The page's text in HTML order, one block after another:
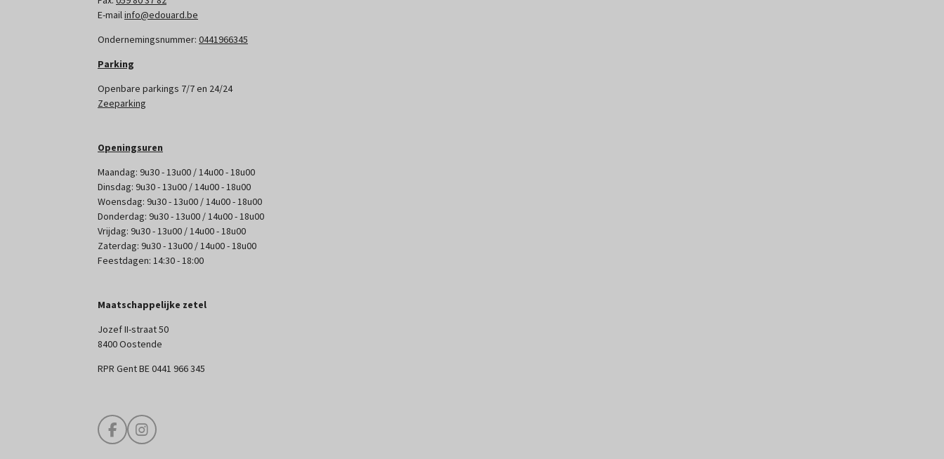
E-mailinfo@edouard.be
Ondernemingsnummer: 0441966345
Parking
Openbare parkings 7/7 en 24/24
Zeeparking
Openingsuren
Maandag: 9u30 - 13u00 / 14u00 - 18u00
Dinsdag: 9u30 - 13u00 / 14u00 - 18u00
Woensdag: 9u30 - 13u00 / 14u00 - 18u00
Donderdag: 9u30 - 13u00 / 14u00 - 18u00
Vrijdag: 9u30 - 13u00 / 14u00 - 18u00
Zaterdag: 9u30 - 13u00 / 14u00 - 18u00
Feestdagen: 14:30 - 18:00
Maatschappelijke zetel
Jozef II-straat 50
8400 Oostende
RPR Gent BE 0441 966 345
F
a
I
n